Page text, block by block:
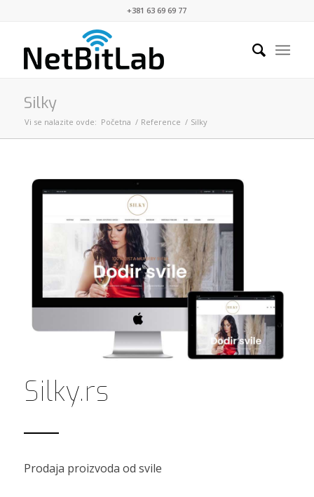
+381 63 69 69 77
Silky
Vi se nalazite ovde: Početna / Reference / Silky
Silky.rs
Prodaja proizvoda od svile